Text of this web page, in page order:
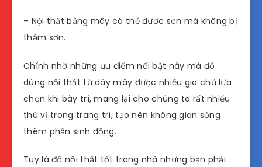
– Nội thất bằng mây có thể được sơn mà không bị
thấm sơn.
Chính nhờ những ưu điểm nổi bật này mà đồ
dùng nội thất từ dây mây được nhiều gia chủ lựa
chọn khi bày trí, mang lại cho chúng ta rất nhiều
thú vị trong trang trí, tạo nên không gian sống
thêm phần sinh động.
Tuy là đồ nội thất tốt trong nhà nhưng bạn phải